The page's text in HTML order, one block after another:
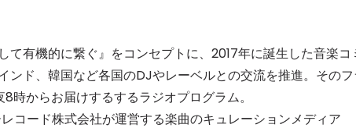
て有機的に繋ぐ』をコンセプトに、2017年に誕生した音楽コ
ンド、韓国など各国のDJやレーベルとの交流を推進。その
からお届けするするラジオプログラム。
コード株式会社が運営する楽曲のキュレーションメディア